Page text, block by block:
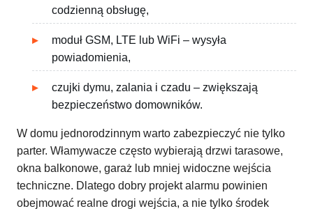
codzienną obsługę,
moduł GSM, LTE lub WiFi – wysyła
powiadomienia,
czujki dymu, zalania i czadu – zwiększają
bezpieczeństwo domowników.
W domu jednorodzinnym warto zabezpieczyć nie tylko
parter. Włamywacze często wybierają drzwi tarasowe,
okna balkonowe, garaż lub mniej widoczne wejścia
techniczne. Dlatego dobry projekt alarmu powinien
obejmować realne drogi wejścia, a nie tylko środek